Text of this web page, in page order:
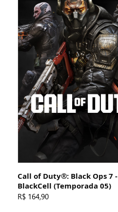
Call of Duty®: Black Ops 7 -
BlackCell (Temporada 05)
R$ 164,90